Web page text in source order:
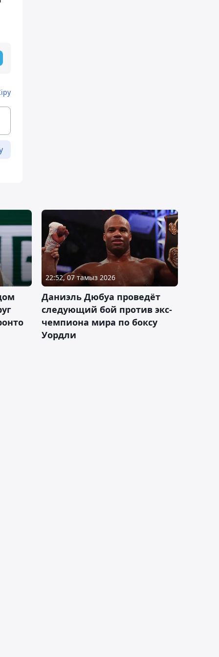
22:52, 07 тамыз 2026
Даниэль Дюбуа проведёт
следующий бой против экс-
чемпиона мира по боксу
Уордли